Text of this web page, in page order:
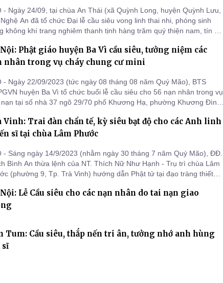
- Ngày 24/09, tại chùa An Thái (xã Quỳnh Long, huyện Quỳnh Lưu,
An đã tổ chức Đại lễ cầu siêu vong linh thai nhi, phóng sinh
không khí trang nghiêm thanh tịnh hàng trăm quý thiện nam, tín nữ
Phật giáo huyện Ba Vì cầu siêu, tưởng niệm các
nhân trong vụ cháy chung cư mini
- Ngày 22/09/2023 (tức ngày 08 tháng 08 năm Quý Mão), BTS
huyện Ba Vì tổ chức buổi lễ cầu siêu cho 56 nạn nhân trong vụ
tại số nhà 37 ngõ 29/70 phố Khương Hạ, phường Khương Đình,
lũ tại thị xã Sapa, tỉnh Lào Cai cùng các nạn nhân tai nạn giao thông
Vinh: Trai đàn chẩn tế, kỳ siêu bạt độ cho các Anh linh
sĩ tại chùa Lâm Phước
- Sáng ngày 14/9/2023 (nhằm ngày 30 tháng 7 năm Quý Mão), ĐĐ.
Bình An thừa lệnh của NT. Thích Nữ Như Hạnh - Trụ trì chùa Lâm
(phường 9, Tp. Trà Vinh) hướng dẫn Phật tử tại đạo tràng thiết
vong, đồng bào tử nạn, thập loại cô hồn và các hương linh ký danh
Lễ Cầu siêu cho các nạn nhân do tai nạn giao
Tum: Cầu siêu, thắp nến tri ân, tưởng nhớ anh hùng
sĩ